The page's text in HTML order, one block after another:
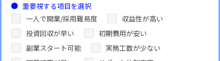
重要視する項目を選択
一人で開業/採用難易度
収益性が高い
投資回収が早い
初期費用が安い
副業スタート可能
実務工数が少ない